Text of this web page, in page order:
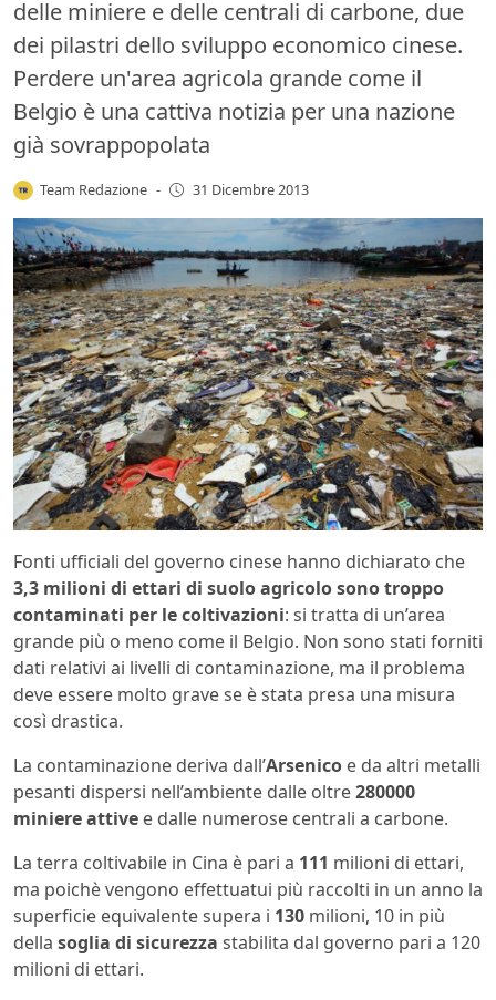
delle miniere e delle centrali di carbone, due
dei pilastri dello sviluppo economico cinese.
Perdere un'area agricola grande come il
Belgio è una cattiva notizia per una nazione
già sovrappopolata
Team Redazione - 31 Dicembre 2013
Fonti ufficiali del governo cinese hanno dichiarato che
3,3 milioni di ettari di suolo agricolo sono troppo
contaminati per le coltivazioni: si tratta di un’area
grande più o meno come il Belgio. Non sono stati forniti
dati relativi ai livelli di contaminazione, ma il problema
deve essere molto grave se è stata presa una misura
così drastica.
La contaminazione deriva dall’Arsenico e da altri metalli
pesanti dispersi nell’ambiente dalle oltre280000
miniere attive e dalle numerose centrali a carbone.
La terra coltivabile in Cina è pari a 111 milioni di ettari,
ma poichè vengono effettuatui più raccolti in un anno la
superficie equivalente supera i 130 milioni, 10 in più
della soglia di sicurezza stabilita dal governo pari a 120
milioni di ettari.